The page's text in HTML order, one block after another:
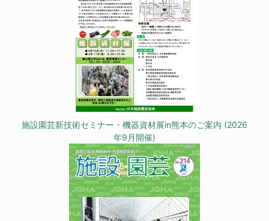
施設園芸新技術セミナー・機器資材展in熊本のご案内 (2026
年9月開催)